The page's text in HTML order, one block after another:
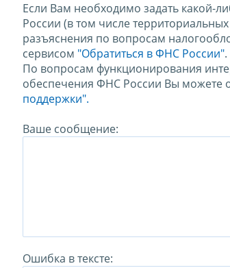
Если Вам необходимо задать какой-
России (в том числе
разъяснения по вопросам
сервисом "Обратиться в ФНС России".
По вопросам функционирования
обеспечения ФНС России Вы можете
поддержки".
Ваше сообщение:
Ошибка в тексте: